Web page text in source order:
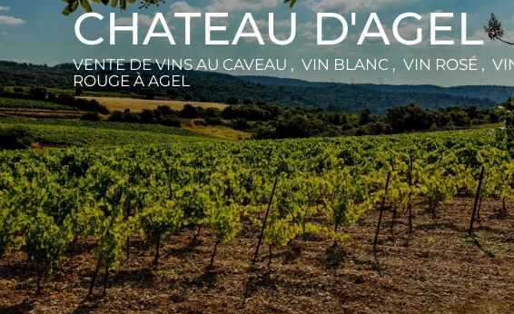
CHATEAU D'AGEL
VENTE DE VINS AU CAVEAU , VIN BLANC , VIN ROSÉ ,
ROUGEÀ AGEL